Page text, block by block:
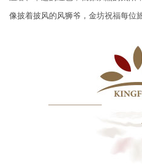
像披着披风的风狮爷，金坊祝福每位